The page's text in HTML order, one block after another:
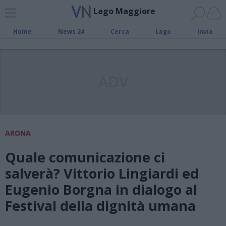
Lago Maggiore
Home News 24 Cerca Lago Invia
ARONA
Quale comunicazione ci
salverà? Vittorio Lingiardi ed
Eugenio Borgna in dialogo al
Festival della dignità umana